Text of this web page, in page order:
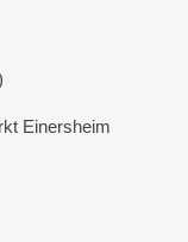
Einersheim